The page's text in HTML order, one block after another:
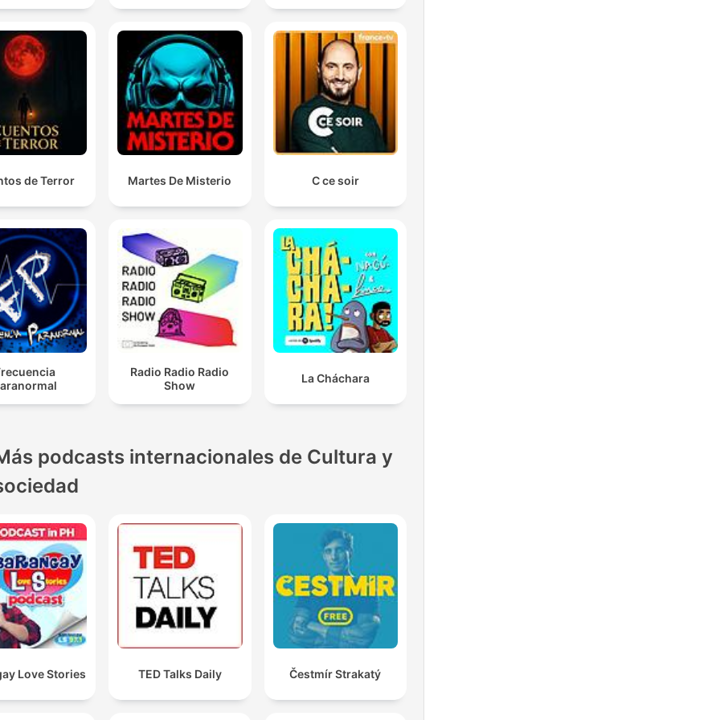
vulnerability.
Hay quien decía que para derrotar a Alemania, Gran
Bretaña dio tiempo, América dio dinero y Rusia dio
sangre.
02:28:54 · The narrator introduces the fundamental contributions
being so human.
03:43:48 · The segment concludes with the idea that Churchill's
true inspiration lies in his humanity rather than an idealized
heroism.
de Terror Martes De Misterio C ce soir
Radio Radio Radio
Show
La Cháchara
podcasts internacionales de Cultura y
Love Stories TED Talks Daily Čestmír Strakatý